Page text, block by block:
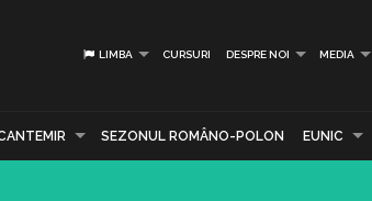
LIMBA CURSURI DESPRE NOI MEDIA
SEZONUL ROMÂNO-POLON EUNIC